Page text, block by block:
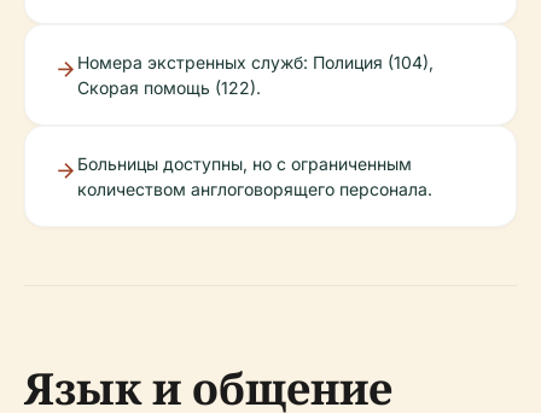
Номера экстренных служб: Полиция (104),
Скорая помощь (122).
Больницы доступны, но с ограниченным
количеством англоговорящего персонала.
Язык и общение